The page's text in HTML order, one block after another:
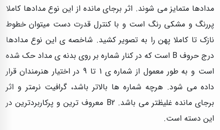
مدادها متمایز می شوند. اثر برجای مانده از این نوع مدادها کاملا
پررنگ و مشکی رنگ است و با کنترل قدرت دست میتوان خطوط
نازک تا کاملا پهن را به تصویر کشید. شاخصه ی این نوع مدادها
درج حروف B است که در کنار شماره بر روی بدنه ی مداد حک شده
است و به طور معمول از شماره ی 1 تا 9 در اختیار هنرمندان قرار
داده می شود. هرچه شماره ها بالاتر باشد، گرافیت نرمتر و اثر
برجای مانده غلیظتر می باشد. B2 معروف ترین و پرکاربردترین در
این دسته است.